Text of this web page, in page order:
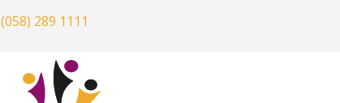
(058) 289 1111